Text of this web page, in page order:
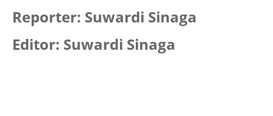
Reporter: Suwardi Sinaga
Editor: Suwardi Sinaga